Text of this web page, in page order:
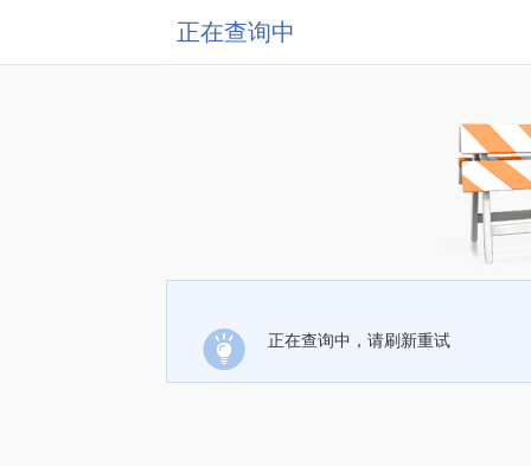
正在查询中
正在查询中，请刷新重试